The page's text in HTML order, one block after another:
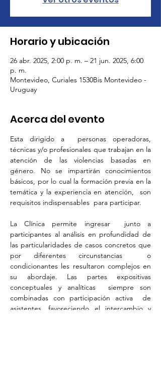
Horario y ubicación
26 abr. 2025, 2:00 p. m. – 21 jun. 2025, 6:00
p. m.
Montevideo, Curiales 1530Bis Montevideo -
Uruguay
Acerca del evento
Esta dirigido a  personas operadoras,
técnicas y/o profesionales que trabajan en la
atención de las violencias basadas en
género. No se impartirán conocimientos
básicos, por lo cual la formación previa en la
temática y la experiencia en atención,  son
requisitos indispensables  para participar.
La Clínica permite ingresar  junto a
participantes al análisis en profundidad de
las particularidades de casos concretos que
por diferentes circunstancias  o
condicionantes les resultaron complejos en
su abordaje. Las partes expositivas
conceptuales y analíticas  siempre son
combinadas con participación activa  de
asistentes, favoreciendo el intercambio y